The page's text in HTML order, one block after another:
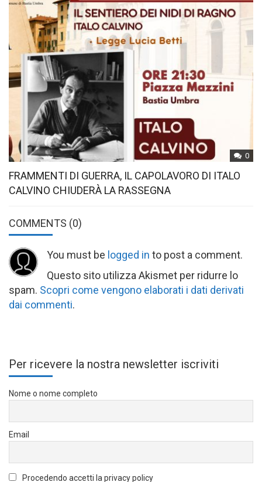
0
FRAMMENTI DI GUERRA, IL CAPOLAVORO DI ITALO
CALVINO CHIUDERÀ LA RASSEGNA
COMMENTS (0)
You must be logged in to post a comment.
Questo sito utilizza Akismet per ridurre lo
spam. Scopri come vengono elaborati i dati derivati
dai commenti.
Per ricevere la nostra newsletter iscriviti
Nome o nome completo
Email
Procedendo accetti la privacy policy